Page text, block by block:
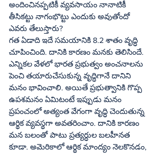
అందించినప్పటికీ వ్యవసాయం నానాటికీ
తీసికట్టు నాగంభొట్టు ఎందుకు అవుతోందో
ఎవరు తేలుస్తారు?
గత ఏడాది ఇదే సమయానికి 8.2 శాతం వృద్ధి
చూపించింది. దానికి కారణం మనకు తెలిసిందే.
ఎన్నికల వేళలో భారత ప్రభుత్వం అంచనాలను
పెంచి తయారుచేసుకున్న వృద్ధిగానే దానిని
మనం భావించాలి. అయితే ప్రభుత్వానికి గొప్ప
ఉపశమనం ఏమిటంటే ఇప్పుడు మనం
ప్రపంచంలో అత్యంత వేగంగా వృద్ధి చెందుతున్న
ఆర్థిక వ్యవస్థగా అవతరించాం. దానికి కారణం
మన బలంతో పాటు ప్రత్యర్ధుల బలహీనత
కూడా. అమెరికాలో ఆర్థిక మాంద్యం నెలకొనడం,